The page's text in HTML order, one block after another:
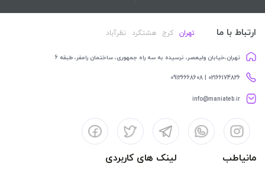
ارتباط با ما تهران کرج هشتگرد نظرآباد
تهران،خیابان ولیعصر، نرسیده به سه راه جمهوری، ساختمان رامفر، طبقه 6
02166174826 | 09126668608
info@maniateb.ir
مانیاطب لینک های کاربردی